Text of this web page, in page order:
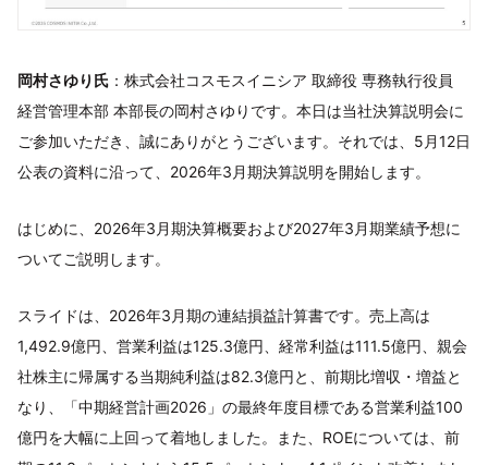
岡村さゆり氏 ：株式会社コスモスイニシア 取締役 専務執行役員
経営管理本部 本部長の岡村さゆりです。本日は当社決算説明会に
ご参加いただき、誠にありがとうございます。それでは、5月12日
公表の資料に沿って、2026年3月期決算説明を開始します。
はじめに、2026年3月期決算概要および2027年3月期業績予想に
ついてご説明します。
スライドは、2026年3月期の連結損益計算書です。売上高は
1,492.9億円、営業利益は125.3億円、経常利益は111.5億円、親会
社株主に帰属する当期純利益は82.3億円と、前期比増収・増益と
なり、「中期経営計画2026」の最終年度目標である営業利益100
億円を大幅に上回って着地しました。また、ROEについては、前